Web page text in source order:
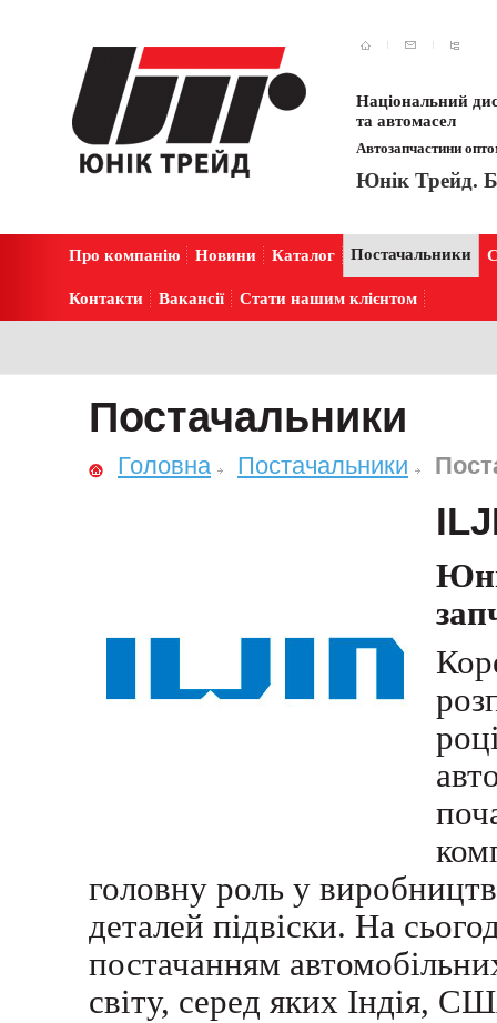
Національний
та автомасел
Автозапчастини
Юнік Трейд.
Про компанію Новини Каталог Постачальники
Контакти Вакансії Стати нашим клієнтом
Постачальники
Головна Постачальники
Юн
головну роль у виробництв
деталей підвіски. На
постачанням
світу, серед яких Індія,